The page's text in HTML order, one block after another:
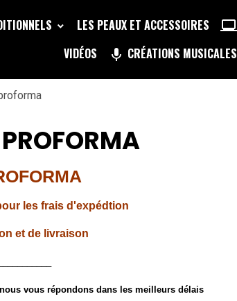
LES PEAUX ET ACCESSOIRES
VIDÉOS
CRÉATIONS MUSICALES
les frais d'expédtion
et de livraison
vous répondons dans les meilleurs délais